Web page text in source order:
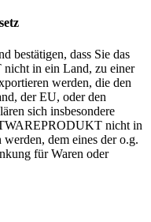
bestätigen, dass Sie das
in ein Land, zu einer
werden, die den
der EU, oder den
sich insbesondere
nicht in
dem eines der o.g.
für Waren oder